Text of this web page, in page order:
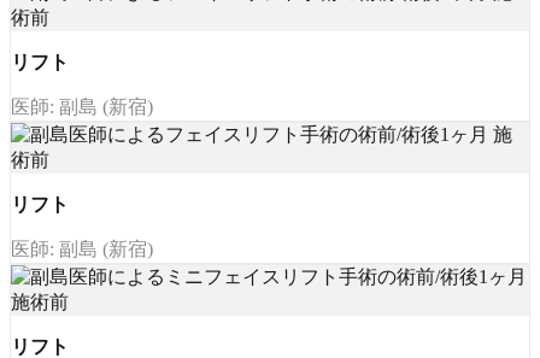
リフト
医師: 副島 (新宿)
リフト
医師: 副島 (新宿)
リフト